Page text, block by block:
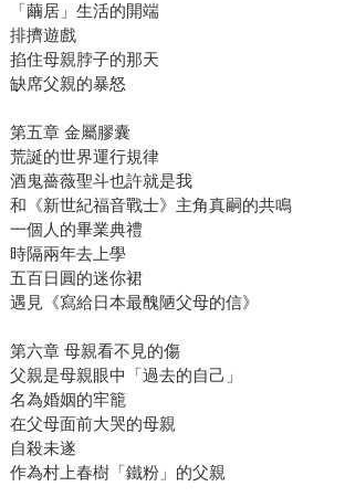
「繭居」生活的開端
排擠遊戲
掐住母親脖子的那天
缺席父親的暴怒
第五章 金屬膠囊
荒誕的世界運行規律
酒鬼薔薇聖斗也許就是我
和《新世紀福音戰士》主角真嗣的共鳴
一個人的畢業典禮
時隔兩年去上學
五百日圓的迷你裙
遇見《寫給日本最醜陋父母的信》
第六章 母親看不見的傷
父親是母親眼中「過去的自己」
名為婚姻的牢籠
在父母面前大哭的母親
自殺未遂
作為村上春樹「鐵粉」的父親